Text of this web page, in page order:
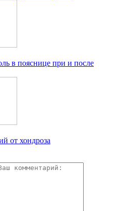
в пояснице при и после
от хондроза